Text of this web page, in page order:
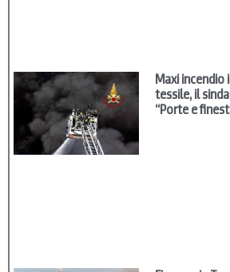
Maxi incendio
tessile, il
“Porte e